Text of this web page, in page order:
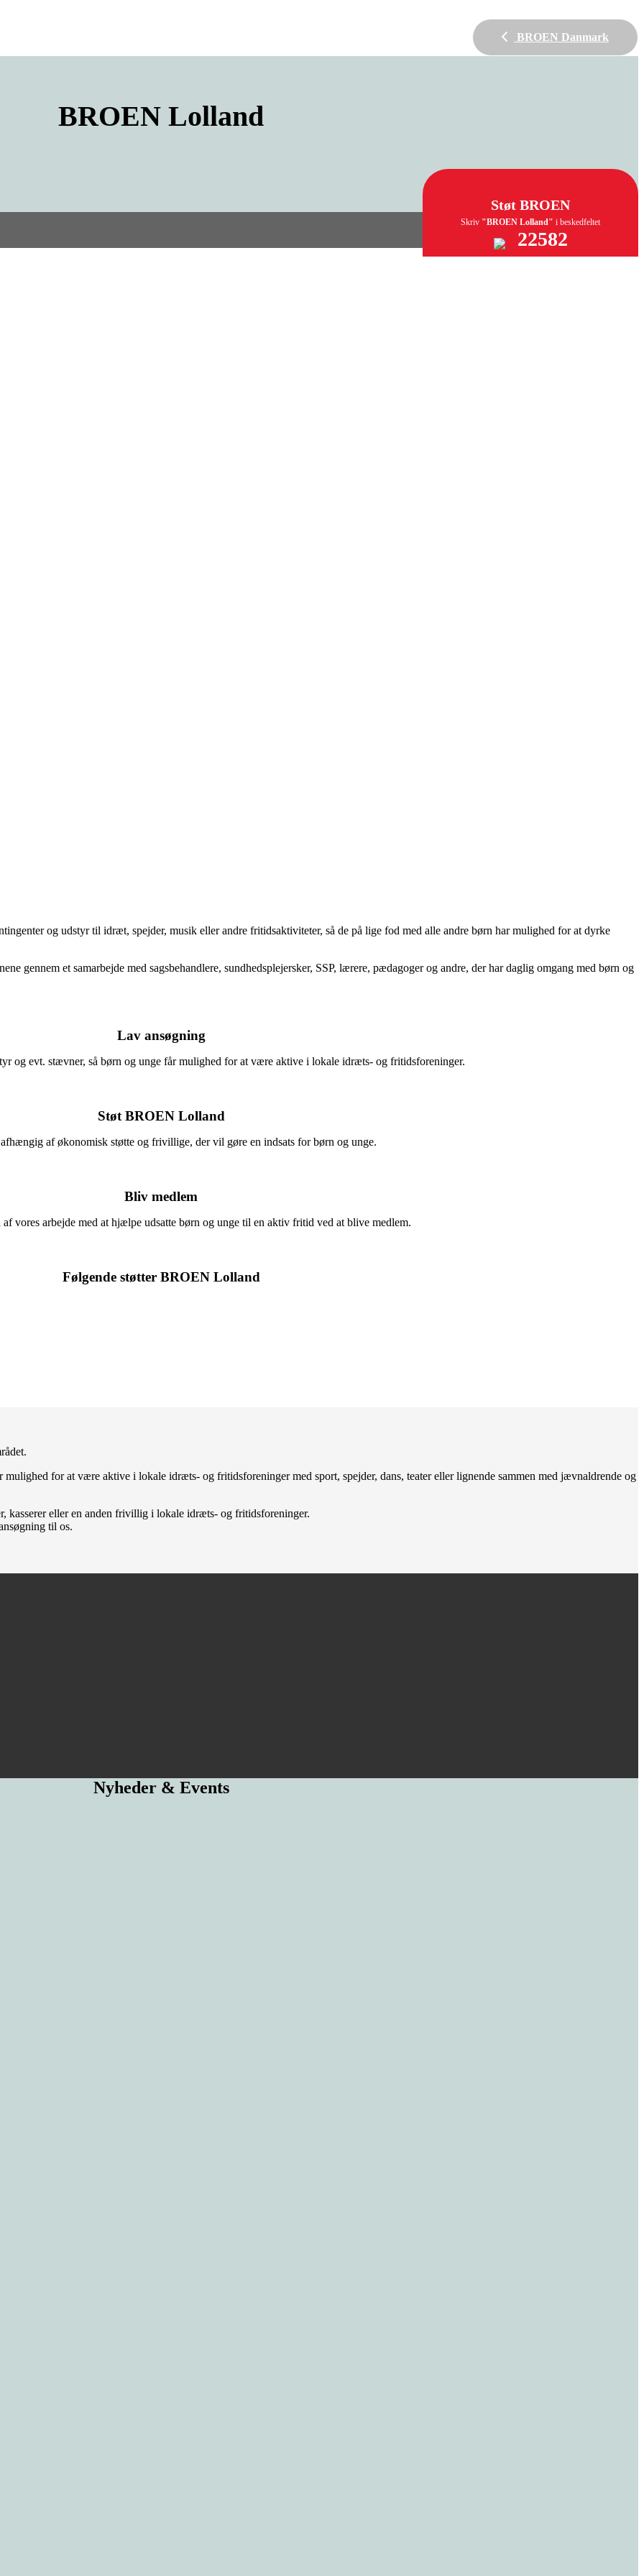
BROEN Danmark
BROEN Lolland
Støt BROEN
Skriv "BROEN Lolland" i beskedfeltet
22582
og udstyr til idræt, spejder, musik eller andre fritidsaktiviteter, så de på lige fod med alle andre børn har mulighed for at dyrke
gennem et samarbejde med sagsbehandlere, sundhedsplejersker, SSP, lærere, pædagoger og andre, der har daglig omgang med børn og
Lav ansøgning
og evt. stævner, så børn og unge får mulighed for at være aktive i lokale idræts- og fritidsforeninger.
Støt BROEN Lolland
af økonomisk støtte og frivillige, der vil gøre en indsats for børn og unge.
Bliv medlem
vores arbejde med at hjælpe udsatte børn og unge til en aktiv fritid ved at blive medlem.
Følgende støtter BROEN Lolland
for at være aktive i lokale idræts- og fritidsforeninger med sport, spejder, dans, teater eller lignende sammen med jævnaldrende og
kasserer eller en anden frivillig i lokale idræts- og fritidsforeninger.
til os.
Nyheder & Events